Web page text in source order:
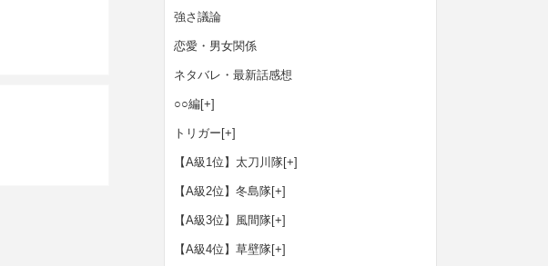
強さ議論
恋愛・男女関係
ネタバレ・最新話感想
○○編[+]
トリガー [+]
【A級1位】太刀川隊[+]
【A級2位】冬島隊[+]
【A級3位】風間隊[+]
【A級4位】草壁隊[+]